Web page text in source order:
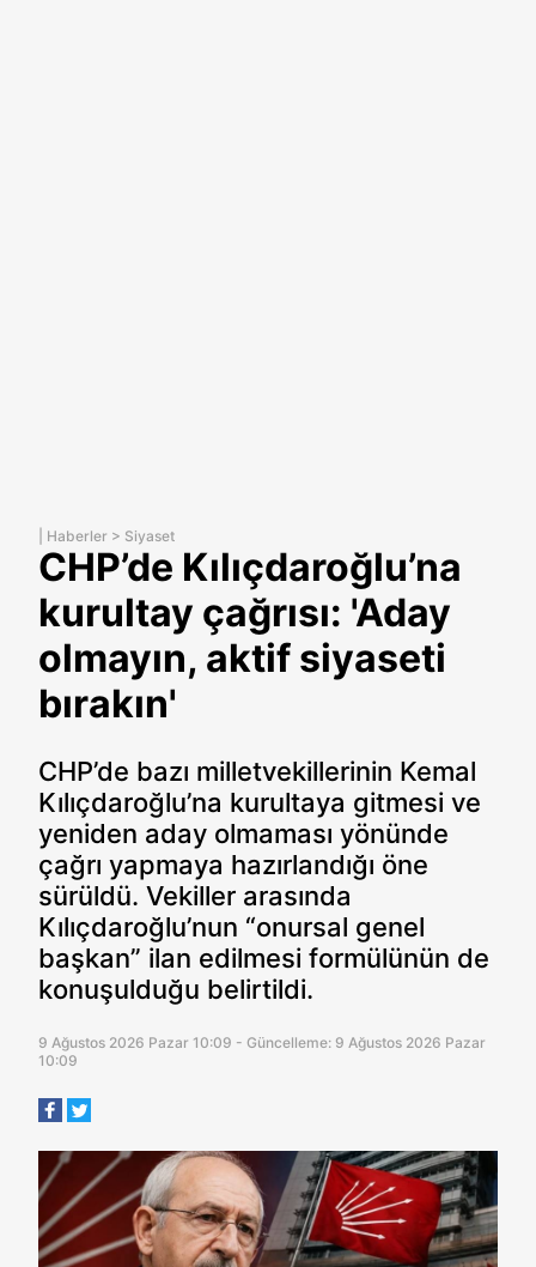
Haberler > Siyaset
CHP’de Kılıçdaroğlu’na
kurultay çağrısı: 'Aday
olmayın, aktif siyaseti
bırakın'
CHP’de bazı milletvekillerinin Kemal
Kılıçdaroğlu’na kurultaya gitmesi ve
yeniden aday olmaması yönünde
çağrı yapmaya hazırlandığı öne
sürüldü. Vekiller arasında
Kılıçdaroğlu’nun “onursal genel
başkan” ilan edilmesi formülünün de
konuşulduğu belirtildi.
9 Ağustos 2026 Pazar 10:09 - Güncelleme: 9 Ağustos 2026 Pazar
10:09